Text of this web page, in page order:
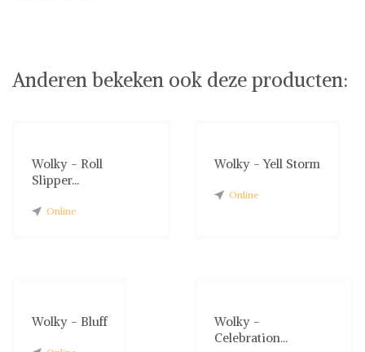
Anderen bekeken ook deze producten:
Wolky - Roll
Slipper...
Online
Wolky - Yell Storm
Online
Wolky - Bluff
Wolky -
Celebration...